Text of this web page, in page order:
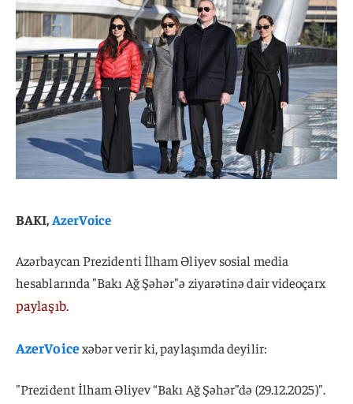
BAKI,AzerVoice
Azərbaycan Prezidenti İlham Əliyev sosial media
hesablarında "Bakı Ağ Şəhər"ə ziyarətinə dair videoçarx
paylaşıb.
AzerVoicexəbər verir ki, paylaşımda deyilir:
"Prezident İlham Əliyev “Bakı Ağ Şəhər”də (29.12.2025)".